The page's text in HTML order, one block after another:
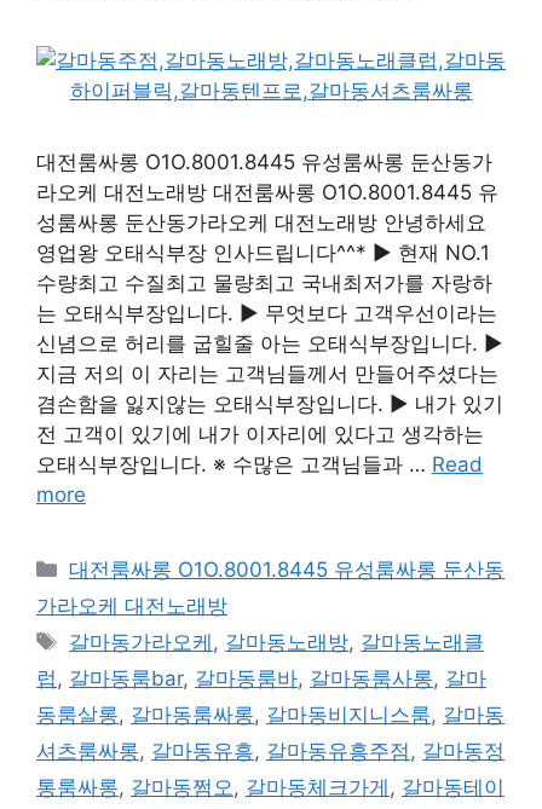
대전룸싸롱 O1O.8001.8445 유성룸싸롱 둔산동가
라오케 대전노래방 대전룸싸롱 O1O.8001.8445 유
성룸싸롱 둔산동가라오케 대전노래방 안녕하세요
영업왕 오태식부장 인사드립니다^^* ▶ 현재 NO.1
수량최고 수질최고 물량최고 국내최저가를 자랑하
는 오태식부장입니다. ▶ 무엇보다 고객우선이라는
신념으로 허리를 굽힐줄 아는 오태식부장입니다. ▶
지금 저의 이 자리는 고객님들께서 만들어주셨다는
겸손함을 잃지않는 오태식부장입니다. ▶ 내가 있기
전 고객이 있기에 내가 이자리에 있다고 생각하는
오태식부장입니다. ※ 수많은 고객님들과 … Read
more
카
테
고
리
대전룸싸롱 O1O.8001.8445 유성룸싸롱 둔산동
가라오케 대전노래방
태
그
갈마동가라오케 , 갈마동노래방, 갈마동노래클
럽 , 갈마동룸bar, 갈마동룸바, 갈마동룸사롱, 갈마
동룸살롱, 갈마동룸싸롱, 갈마동비지니스룸, 갈마동
셔츠룸싸롱, 갈마동유흥, 갈마동유흥주점 , 갈마동정
통룸싸롱, 갈마동쩜오 , 갈마동체크가게 , 갈마동테이